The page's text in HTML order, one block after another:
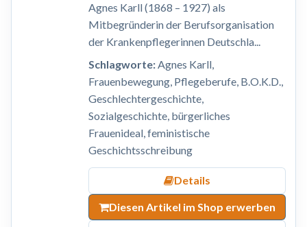
Agnes Karll (1868 – 1927) als
Mitbegründerin der Berufsorganisation
der Krankenpflegerinnen Deutschla...
Schlagworte:Agnes Karll,
Frauenbewegung, Pflegeberufe, B.O.K.D.,
Geschlechtergeschichte,
Sozialgeschichte, bürgerliches
Frauenideal, feministische
Geschichtsschreibung
Details
Diesen Artikel im Shop erwerben